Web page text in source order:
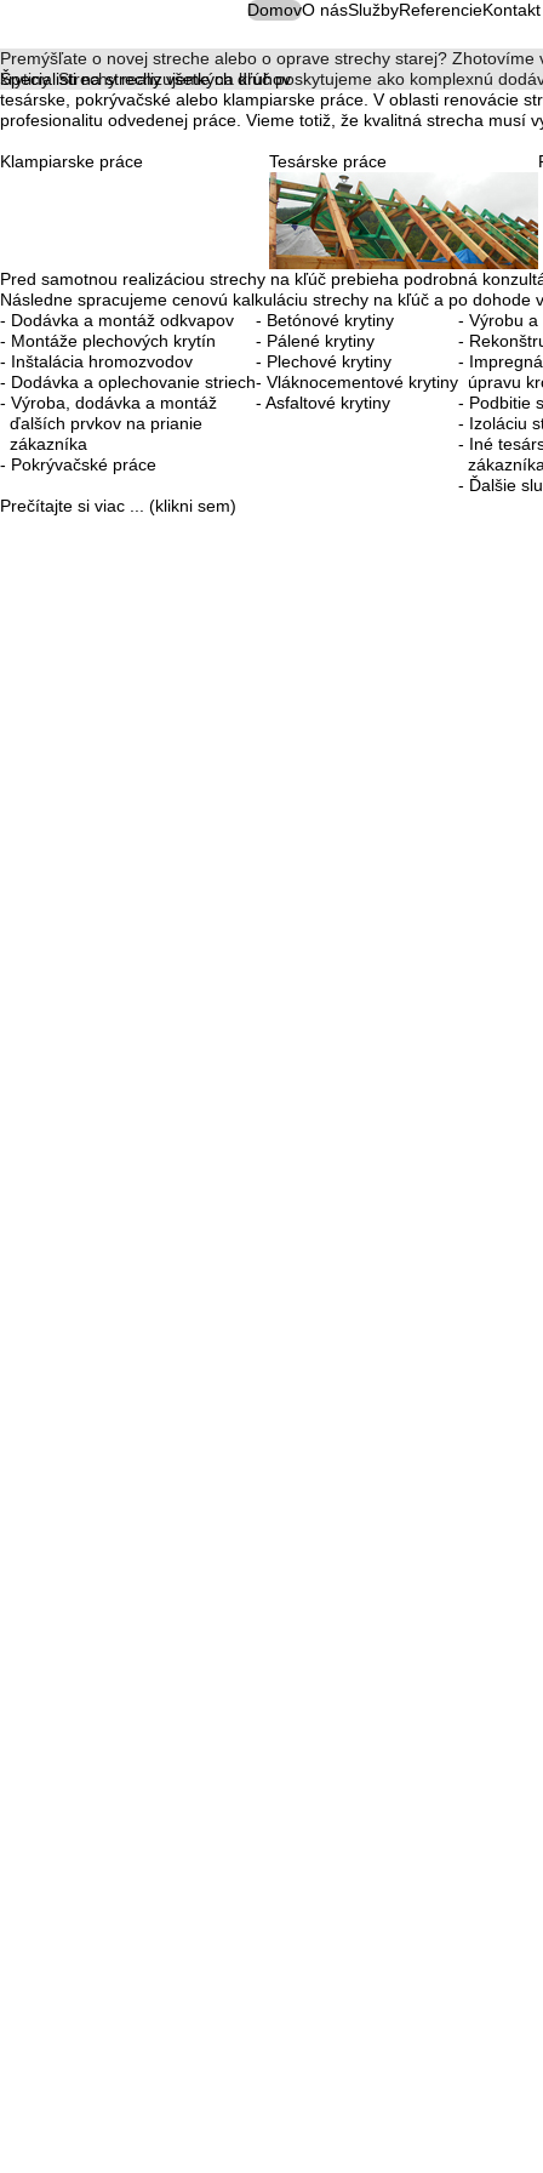
DomovO násSlužbyReferencieKontakt
Špecialisti na strechy všetkých druhov
Premýšľate o novej streche alebo o oprave strechy starej?
krytiny. Strechy realizujeme na kľúč poskytujeme ako komplexnú
tesárske, pokrývačské alebo klampiarske práce. V oblasti renovácie
profesionalitu odvedenej práce. Vieme totiž, že kvalitná strecha musí
Klampiarske práce Tesárske práce
Pred samotnou realizáciou strechy na kľúč prebieha podrobná
Následne spracujeme cenovú kalkuláciu strechy na kľúč a po
- Dodávka a montáž odkvapov
- Montáže plechových krytín
- Inštalácia hromozvodov
- Dodávka a oplechovanie striech
- Výroba, dodávka a montáž
ďalších prvkov na prianie
zákazníka
- Pokrývačské práce
- Betónové krytiny
- Pálené krytiny
- Plechové krytiny
- Vláknocementové krytiny
- Asfaltové krytiny
- Výrobu a
-
-
úpravu
- Podbitie
- Izoláciu
- Iné
- Ďalšie
Prečítajte si viac ... (klikni sem)